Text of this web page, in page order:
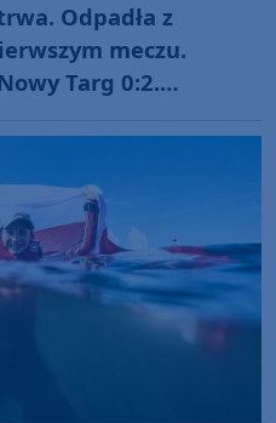
Odpadła z
meczu.
Targ 0:2.